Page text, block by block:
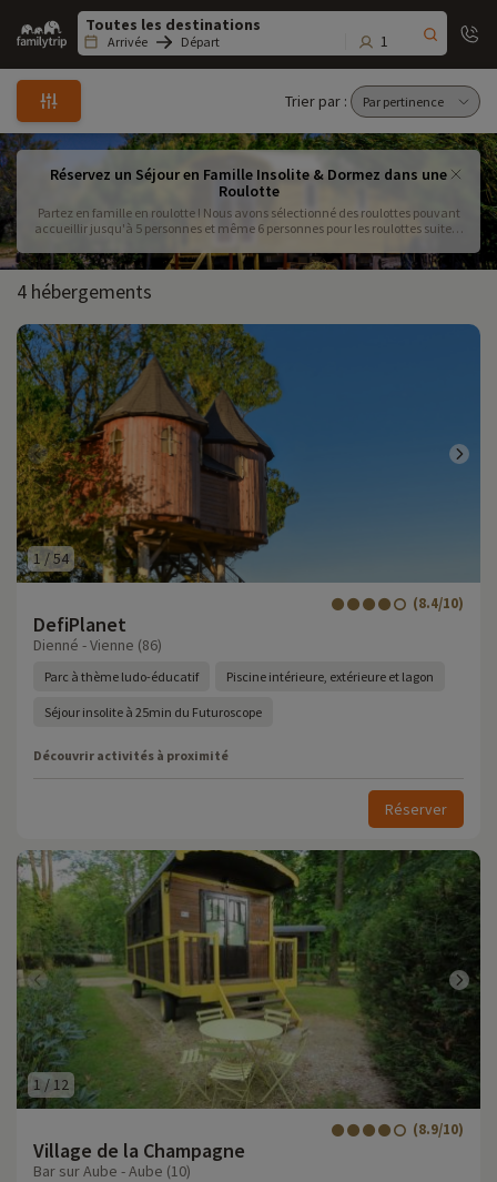
Family
trip
Arrivée Départ 1
Trier par :
Réservez un Séjour en Famille Insolite & Dormez dans une
Roulotte
Partez en famille en roulotte ! Nous avons sélectionné des roulottes pouvant
accueillir jusqu'à 5 personnes et même 6 personnes pour les roulottes suites !
vacances insolites en familles.
4 hébergements
1 /54
DefiPlanet
(8.4/10)
Dienné - Vienne (86)
Parc à thème ludo-éducatif Piscine intérieure, extérieure et lagon
Séjour insolite à 25min du Futuroscope
Découvrir activités à proximité
Réserver
1 / 12
Village de la Champagne
(8.9/10)
Bar sur Aube - Aube (10)